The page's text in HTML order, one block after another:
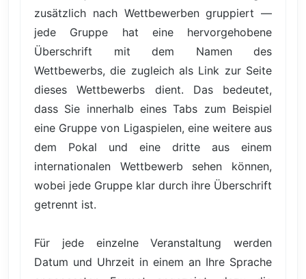
zusätzlich nach Wettbewerben gruppiert —
jede Gruppe hat eine hervorgehobene
Überschrift mit dem Namen des
Wettbewerbs, die zugleich als Link zur Seite
dieses Wettbewerbs dient. Das bedeutet,
dass Sie innerhalb eines Tabs zum Beispiel
eine Gruppe von Ligaspielen, eine weitere aus
dem Pokal und eine dritte aus einem
internationalen Wettbewerb sehen können,
wobei jede Gruppe klar durch ihre Überschrift
getrennt ist.
Für jede einzelne Veranstaltung werden
Datum und Uhrzeit in einem an Ihre Sprache